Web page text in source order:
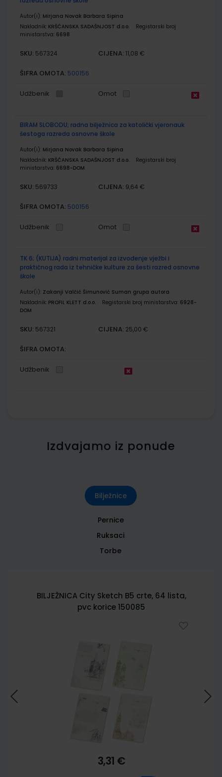
Autor(i): Mirjana Novak Barbara Sipina
Nakladnik: KRŠĆANSKA SADAŠNJOST d.o.o.
Registarski broj
ministarstva: 6698
SKU: 567324 CIJENA: 11,08 €
ŠIFRA OMOTA: 500156
Udžbenik Omot
BIRAM SLOBODU; radna bilježnica za katolički vjeronauk
šestoga razreda osnovne škole
Autor(i): Mirjana Novak Barbara Sipina
Nakladnik: KRŠĆANSKA SADAŠNJOST d.o.o.
Registarski broj
ministarstva: 6698-DOM
SKU: 569733 CIJENA: 9,64 €
ŠIFRA OMOTA: 500156
Udžbenik Omot
TK 6; (KUTIJA) radni materijal za izvođenje vježbi i
praktičnog rada iz tehničke kulture za šesti razred osnovne
škole
Autor(i): Zakanji Valčić Šimunović Suman grupa autora
Nakladnik: PROFIL KLETT d.o.o. Registarski broj ministarstva: 6928-
DOM
SKU: 567321 CIJENA: 25,00 €
ŠIFRA OMOTA:
Udžbenik
Izdvajamo iz ponude
Bilježnice
Pernice
Ruksaci
Torbe
BILJEŽNICA City Sketch B5 crte, 64 lista,
pvc korice 150085
3,31 €